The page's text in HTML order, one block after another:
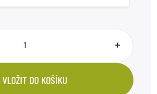
+
VLOŽIT DO KOŠÍKU